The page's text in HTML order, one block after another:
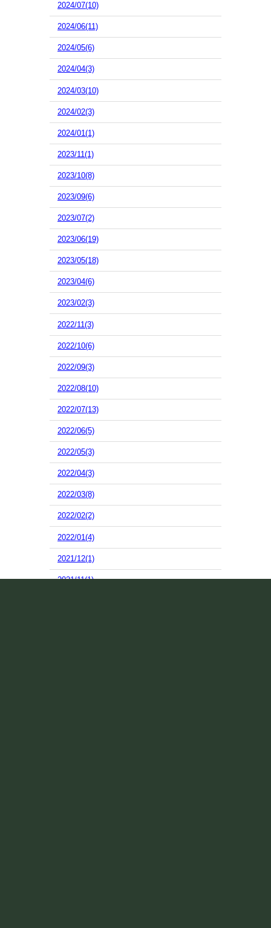
2024/07(10)
2024/06(11)
2024/05(6)
2024/04(3)
2024/03(10)
2024/02(3)
2024/01(1)
2023/11(1)
2023/10(8)
2023/09(6)
2023/07(2)
2023/06(19)
2023/05(18)
2023/04(6)
2023/02(3)
2022/11(3)
2022/10(6)
2022/09(3)
2022/08(10)
2022/07(13)
2022/06(5)
2022/05(3)
2022/04(3)
2022/03(8)
2022/02(2)
2022/01(4)
2021/12(1)
2021/11(1)